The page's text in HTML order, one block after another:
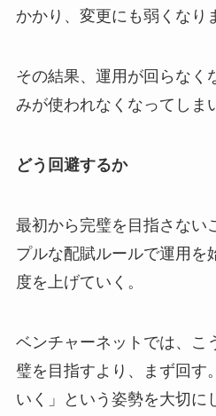
かかり、変更にも弱くなり
その結果、運用が回らなく
みが使われなくなってしま
どう回避するか
最初から完璧を目指さない
プルな配賦ルールで運用を
度を上げていく。
ベンチャーネットでは、こ
璧を目指すより、まず回す
いく」という姿勢を大切に